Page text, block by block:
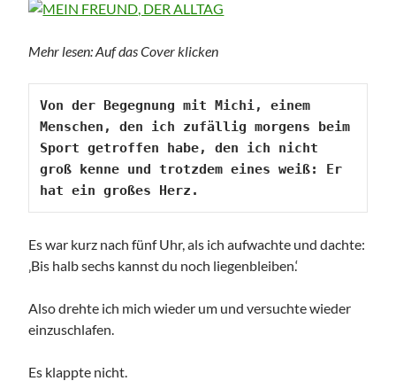
Mehr lesen: Auf das Cover klicken
Von der Begegnung mit Michi, einem
Menschen, den ich zufällig morgens beim
Sport getroffen habe, den ich nicht
groß kenne und trotzdem eines weiß: Er
hat ein großes Herz.
Es war kurz nach fünf Uhr, als ich aufwachte und dachte:
‚Bis halb sechs kannst du noch liegenbleiben.‘
Also drehte ich mich wieder um und versuchte wieder
einzuschlafen.
Es klappte nicht.